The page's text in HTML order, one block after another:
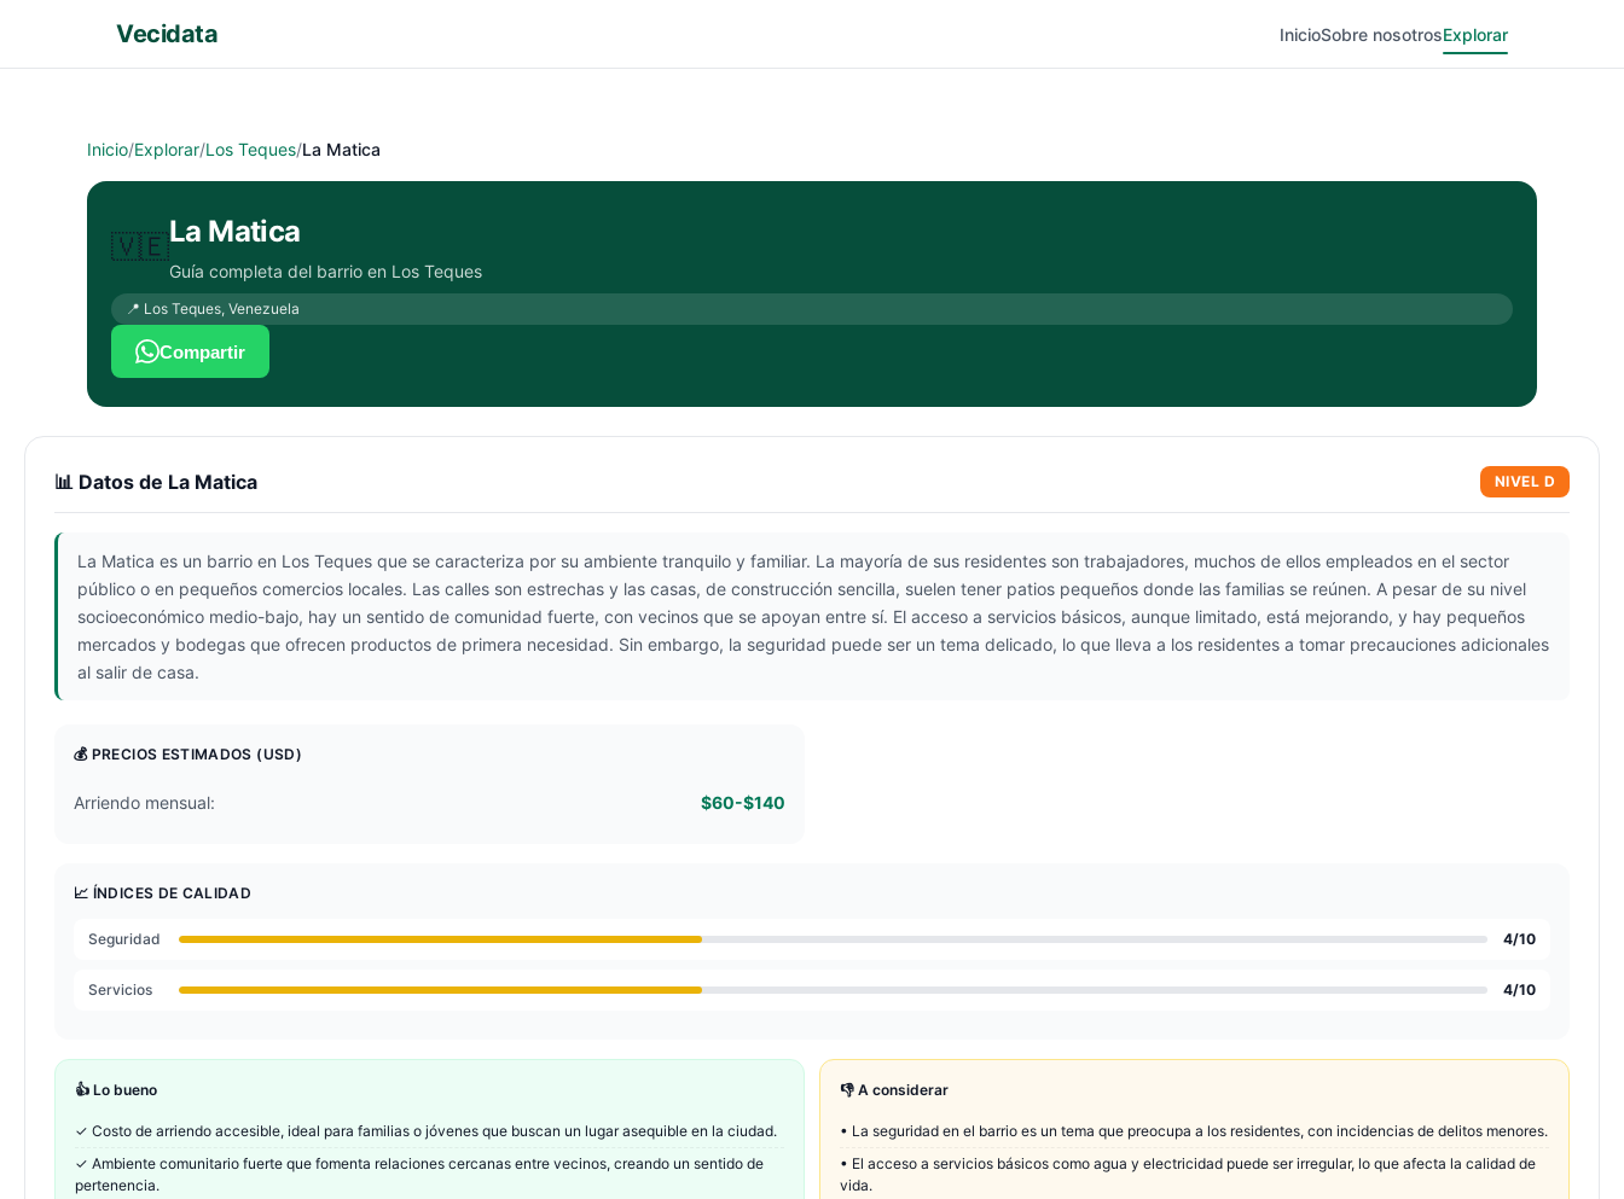
Vecidata InicioSobre nosotrosExplorar
Inicio/Explorar/Los Teques/La Matica
🇻🇪La Matica
Guía completa del barrio en Los Teques
📍 Los Teques, Venezuela
Compartir
📊 Datos de La Matica NIVEL D
La Matica es un barrio en Los Teques que se caracteriza por su ambiente tranquilo y familiar. La mayoría de sus residentes son trabajadores, muchos de ellos empleados en el sector
público o en pequeños comercios locales. Las calles son estrechas y las casas, de construcción sencilla, suelen tener patios pequeños donde las familias se reúnen. A pesar de su nivel
socioeconómico medio-bajo, hay un sentido de comunidad fuerte, con vecinos que se apoyan entre sí. El acceso a servicios básicos, aunque limitado, está mejorando, y hay pequeños
mercados y bodegas que ofrecen productos de primera necesidad. Sin embargo, la seguridad puede ser un tema delicado, lo que lleva a los residentes a tomar precauciones adicionales
al salir de casa.
💰 PRECIOS ESTIMADOS (USD)
Arriendo mensual: $60-$140
📈 ÍNDICES DE CALIDAD
Seguridad 4/10
Servicios 4/10
👍 Lo bueno
✓ Costo de arriendo accesible, ideal para familias o jóvenes que buscan un lugar asequible en la ciudad.
✓ Ambiente comunitario fuerte que fomenta relaciones cercanas entre vecinos, creando un sentido de
pertenencia.
👎 A considerar
• La seguridad en el barrio es un tema que preocupa a los residentes, con incidencias de delitos menores.
• El acceso a servicios básicos como agua y electricidad puede ser irregular, lo que afecta la calidad de
vida.